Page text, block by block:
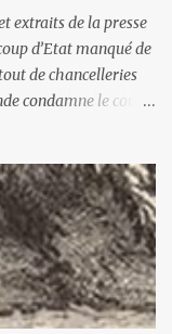
extraits de la presse
d’Etat manqué de
de chancelleries
condamne le coup
pour certains sur la